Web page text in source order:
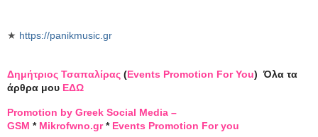
★ https://panikmusic.gr
Δημήτριος Τσαπαλίρας (Events Promotion For You) Όλα τα
άρθρα μου ΕΔΩ
Promotion by Greek Social Media –
GSM * Mikrofwno.gr* Events Promotion For you